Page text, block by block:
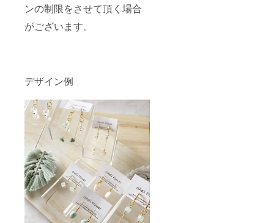
ンの制限をさせて頂く場合
がございます。
デザイン例